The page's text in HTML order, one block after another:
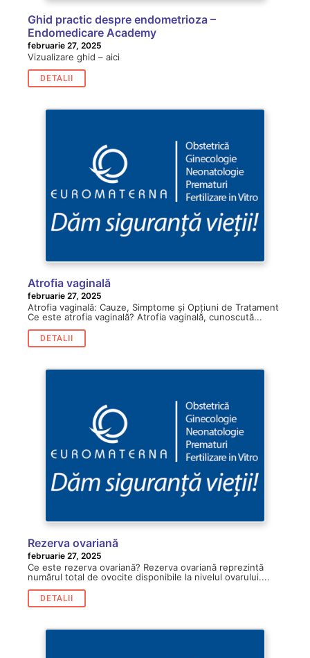
Ghid practic despre endometrioza –
Endomedicare Academy
februarie 27, 2025
Vizualizare ghid – aici
DETALII
Atrofia vaginală
februarie 27, 2025
Atrofia vaginală: Cauze, Simptome și Opțiuni de Tratament
Ce este atrofia vaginală? Atrofia vaginală, cunoscută...
DETALII
Rezerva ovariană
februarie 27, 2025
Ce este rezerva ovariană? Rezerva ovariană reprezintă
numărul total de ovocite disponibile la nivelul ovarului....
DETALII